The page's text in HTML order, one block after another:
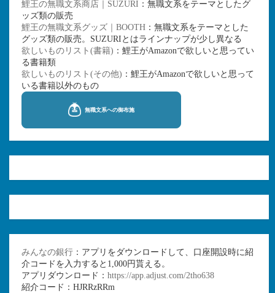
鯉王の無職文系商店｜SUZURI ：無職文系をテーマとしたグ
ッズ類の販売
鯉王の無職文系グッズ｜BOOTH ：無職文系をテーマとした
グッズ類の販売。SUZURIとはラインナップが少し異なる
欲しいものリスト(書籍) ：鯉王がAmazonで欲しいと思ってい
る書籍類
欲しいものリスト(その他) ：鯉王がAmazonで欲しいと思って
いる書籍以外のもの
みんなの銀行 ：アプリをダウンロードして、口座開設時に紹
介コードを入力すると1,000円貰える。
アプリダウンロード： https://app.adjust.com/2tho638
紹介コード：HJRRzRRm